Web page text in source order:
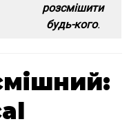
розсмішити
будь-кого.